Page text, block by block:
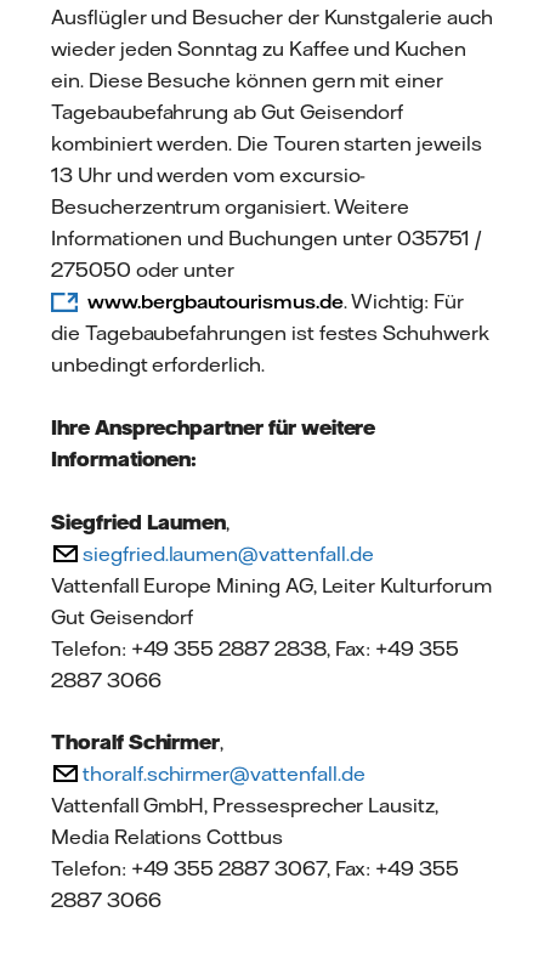
Ausflügler und Besucher der Kunstgalerie auch
wieder jeden Sonntag zu Kaffee und Kuchen
ein. Diese Besuche können gern mit einer
Tagebaubefahrung ab Gut Geisendorf
kombiniert werden. Die Touren starten jeweils
13 Uhr und werden vom excursio-
Besucherzentrum organisiert. Weitere
Informationen und Buchungen unter 035751 /
275050 oder unter
www.bergbautourismus.de. Wichtig: Für
die Tagebaubefahrungen ist festes Schuhwerk
unbedingt erforderlich.
Ihre Ansprechpartner für weitere
Informationen:
Siegfried Laumen,
siegfried.laumen@vattenfall.de
Vattenfall Europe Mining AG, Leiter Kulturforum
Gut Geisendorf
Telefon: +49 355 2887 2838, Fax: +49 355
2887 3066
Thoralf Schirmer,
thoralf.schirmer@vattenfall.de
Vattenfall GmbH, Pressesprecher Lausitz,
Media Relations Cottbus
Telefon: +49 355 2887 3067, Fax: +49 355
2887 3066